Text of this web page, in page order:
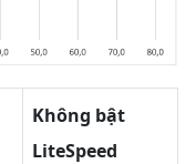
Không bật
LiteSpeed